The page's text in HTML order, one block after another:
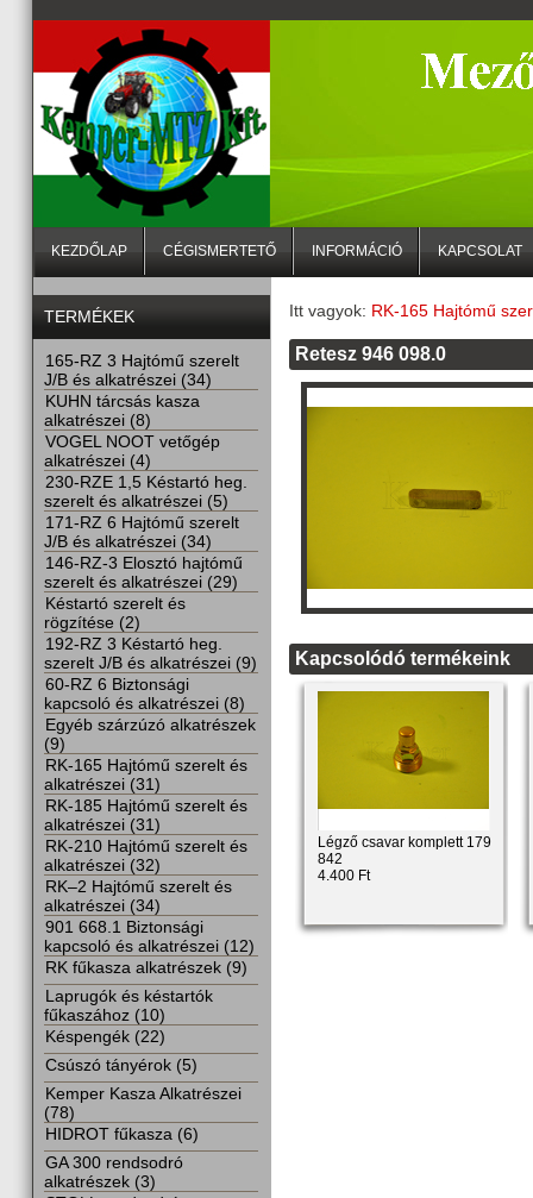
KEZDŐLAP CÉGISMERTETŐ INFORMÁCIÓ KAPCSOLAT
Itt vagyok: RK-165 Hajtómű
Retesz 946 098.0
Kapcsolódó termékeink
Légző csavar komplett 179
842
4.400 Ft
TERMÉKEK
165-RZ 3 Hajtómű szerelt
J/B és alkatrészei (34)
KUHN tárcsás kasza
alkatrészei (8)
VOGEL NOOT vetőgép
alkatrészei (4)
230-RZE 1,5 Késtartó heg.
szerelt és alkatrészei (5)
171-RZ 6 Hajtómű szerelt
J/B és alkatrészei (34)
146-RZ-3 Elosztó hajtómű
szerelt és alkatrészei (29)
Késtartó szerelt és
rögzítése (2)
192-RZ 3 Késtartó heg.
szerelt J/B és alkatrészei (9)
60-RZ 6 Biztonsági
kapcsoló és alkatrészei (8)
Egyéb szárzúzó alkatrészek
(9)
RK-165 Hajtómű szerelt és
alkatrészei (31)
RK-185 Hajtómű szerelt és
alkatrészei (31)
RK-210 Hajtómű szerelt és
alkatrészei (32)
RK–2 Hajtómű szerelt és
alkatrészei (34)
901 668.1 Biztonsági
kapcsoló és alkatrészei (12)
RK fűkasza alkatrészek (9)
Laprugók és késtartók
fűkaszához (10)
Késpengék (22)
Csúszó tányérok (5)
Kemper Kasza Alkatrészei
(78)
HIDROT fűkasza (6)
GA 300 rendsodró
alkatrészek (3)